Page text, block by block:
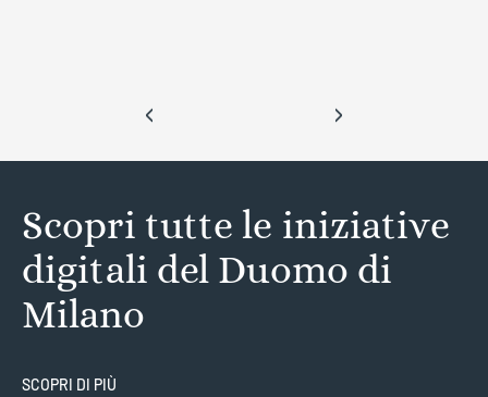
‹ ›
Scopri tutte le iniziative
digitali del Duomo di
Milano
SCOPRI DI PIÙ